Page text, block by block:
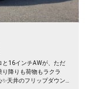
と16インチAWが、ただ
降りも荷物もラクラ
天井のフリップダウン